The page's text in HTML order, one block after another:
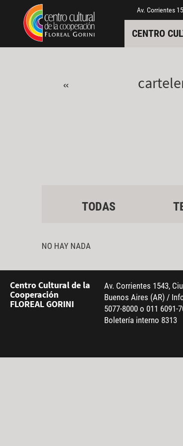
Pasar al contenido principal
Jump to main content Av. Corrientes
CENTRO
«
TODAS
NO HAY NADA
Centro Cultural de la
Cooperación
FLOREAL GORINI
Av. Corrientes 1543,
Buenos Aires (AR) /
5077-8000 o 011 6091-
Boletería interno 8313